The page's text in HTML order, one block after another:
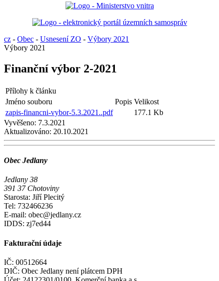
cz - Obec - Usnesení ZO - Výbory 2021
Výbory 2021
Finanční výbor 2-2021
Přílohy k článku
Jméno souboru
Popis Velikost
zapis-financni-vybor-5.3.2021..pdf
177.1 Kb
Vyvěšeno: 7.3.2021
Aktualizováno: 20.10.2021
Obec Jedlany
Jedlany 38
391 37 Chotoviny
Starosta: Jiří Plecitý
Tel: 732466236
E-mail: obec@jedlany.cz
IDDS: zj7ed44
Fakturační údaje
IČ: 00512664
DIČ: Obec Jedlany není plátcem DPH